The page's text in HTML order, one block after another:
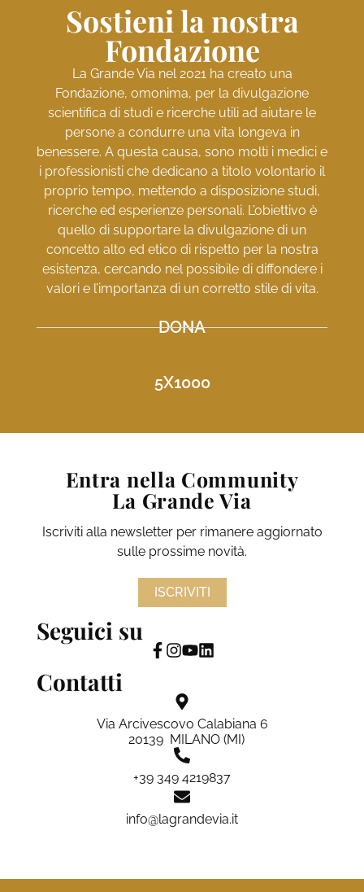
Sostieni la nostra
Fondazione
La Grande Via nel 2021 ha creato una
Fondazione, omonima, per la divulgazione
scientifica di studi e ricerche utili ad aiutare le
persone a condurre una vita longeva in
benessere. A questa causa, sono molti i medici e
i professionisti che dedicano a titolo volontario il
proprio tempo, mettendo a disposizione studi,
ricerche ed esperienze personali. L’obiettivo è
quello di supportare la divulgazione di un
concetto alto ed etico di rispetto per la nostra
esistenza, cercando nel possibile di diffondere i
valori e l’importanza di un corretto stile di vita.
DONA
5X1000
Contatti
Via Arcivescovo Calabiana 6
20139 MILANO (MI)
+39 349 4219837
info@lagrandevia.it
Seguici su
Entra nella Community
La Grande Via
Iscriviti alla newsletter per rimanere aggiornato
sulle prossime novità.
ISCRIVITI